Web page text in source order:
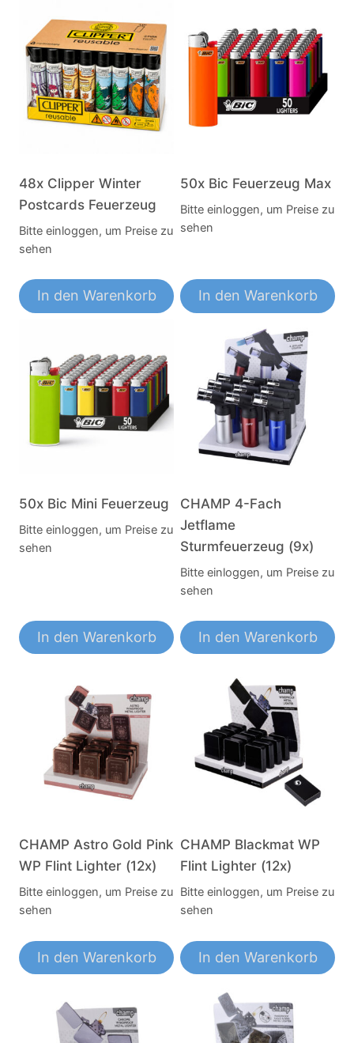
48x Clipper Winter
Postcards Feuerzeug
Bitte einloggen, um Preise zu
sehen
In den Warenkorb
50x Bic Feuerzeug Max
Bitte einloggen, um Preise zu
sehen
In den Warenkorb
50x Bic Mini Feuerzeug
Bitte einloggen, um Preise zu
sehen
In den Warenkorb
CHAMP 4-Fach
Jetflame
Sturmfeuerzeug (9x)
Bitte einloggen, um Preise zu
sehen
In den Warenkorb
CHAMP Astro Gold Pink
WP Flint Lighter (12x)
Bitte einloggen, um Preise zu
sehen
In den Warenkorb
CHAMP Blackmat WP
Flint Lighter (12x)
Bitte einloggen, um Preise zu
sehen
In den Warenkorb